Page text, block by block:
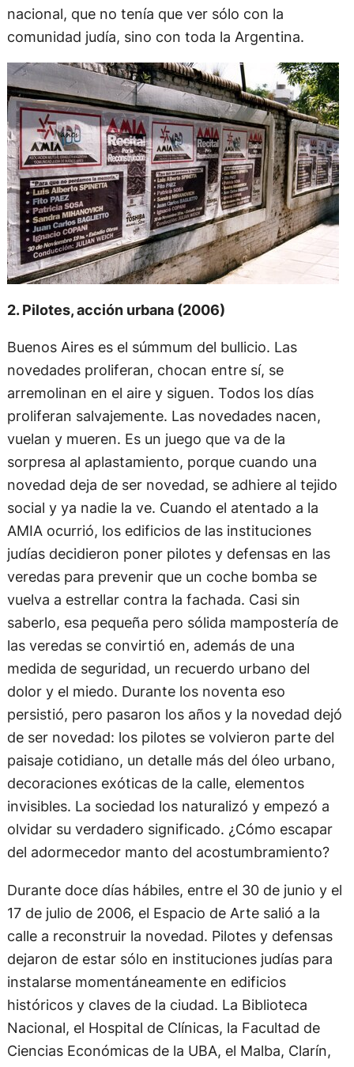
nacional, que no tenía que ver sólo con la
comunidad judía, sino con toda la Argentina.
2. Pilotes, acción urbana (2006)
Buenos Aires es el súmmum del bullicio. Las
novedades proliferan, chocan entre sí, se
arremolinan en el aire y siguen. Todos los días
proliferan salvajemente. Las novedades nacen,
vuelan y mueren. Es un juego que va de la
sorpresa al aplastamiento, porque cuando una
novedad deja de ser novedad, se adhiere al tejido
social y ya nadie la ve. Cuando el atentado a la
AMIA ocurrió, los edificios de las instituciones
judías decidieron poner pilotes y defensas en las
veredas para prevenir que un coche bomba se
vuelva a estrellar contra la fachada. Casi sin
saberlo, esa pequeña pero sólida mampostería de
las veredas se convirtió en, además de una
medida de seguridad, un recuerdo urbano del
dolor y el miedo. Durante los noventa eso
persistió, pero pasaron los años y la novedad dejó
de ser novedad: los pilotes se volvieron parte del
paisaje cotidiano, un detalle más del óleo urbano,
decoraciones exóticas de la calle, elementos
invisibles. La sociedad los naturalizó y empezó a
olvidar su verdadero significado. ¿Cómo escapar
del adormecedor manto del acostumbramiento?
Durante doce días hábiles, entre el 30 de junio y el
17 de julio de 2006, el Espacio de Arte salió a la
calle a reconstruir la novedad. Pilotes y defensas
dejaron de estar sólo en instituciones judías para
instalarse momentáneamente en edificios
históricos y claves de la ciudad. La Biblioteca
Nacional, el Hospital de Clínicas, la Facultad de
Ciencias Económicas de la UBA, el Malba, Clarín,